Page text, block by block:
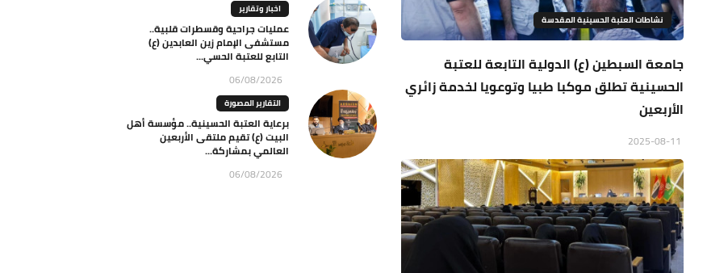
نشاطات العتبة الحسينية المقدسة
جامعة السبطين (ع) الدولية التابعة للعتبة
الحسينية تطلق موكبا طبيا وتوعويا لخدمة زائري
الأربعين
اخبار وتقارير
عمليات جراحية وقسطرات قلبية..
مستشفى الإمام زين العابدين (ع)
التابع للعتبة الحسي...
06/08/2026
التقارير المصورة
برعاية العتبة الحسينية.. مؤسسة أهل
البيت (ع) تقيم ملتقى الأربعين
العالمي بمشاركة...
06/08/2026